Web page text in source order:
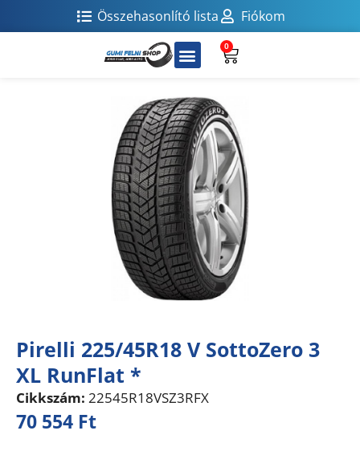
Összehasonlító lista Fiókom
0
Pirelli 225/45R18 V SottoZero 3
XL RunFlat *
Cikkszám: 22545R18VSZ3RFX
70 554 Ft